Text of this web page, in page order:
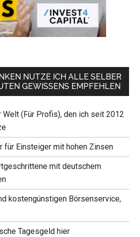
NUTZE ICH ALLE SELBER
GEWISSENS EMPFEHLEN
(Für Profis), den ich seit 2012
für Einsteiger mit hohen Zinsen
mit deutschem
kostengünstigen Börsenservice,
Tagesgeld hier